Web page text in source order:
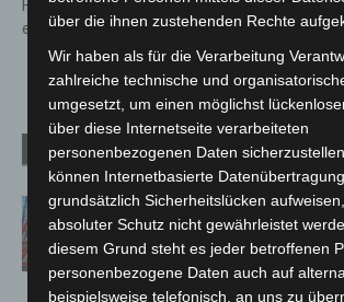
Hannover erneut international
erfolgreich
Konzept
Verwandte Artikel Mehr vom Autor
A2: Zweite
zwischen Hannover-
Bothfeld
über die ihnen zustehenden Rechte
Wir haben als für die Verarbeitung
zahlreiche technische und
umgesetzt, um einen möglichst
über diese Internetseite verarbeiteten
personenbezogenen Daten
können Internetbasierte
grundsätzlich Sicherheitslücken
absoluter Schutz nicht gewährleistet
diesem Grund steht es jeder betroffenen
personenbezogene Daten auch auf
beispielsweise telefonisch, an uns zu